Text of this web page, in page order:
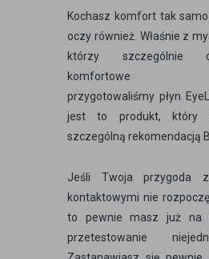
Kochasz komfort tak
oczy również. Właśnie z
którzy szczególnie
komfortowe
przygotowaliśmy płyn
jest to produkt, który
szczególną rekomendacją
Jeśli Twoja przygoda z
kontaktowymi nie
to pewnie masz już na
przetestowanie